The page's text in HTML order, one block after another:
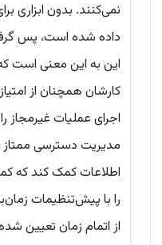
نمی‌کنند. بدون ابزاری
داده شده است، پس
این به این معنی است
کارشان همچنان از
اجرای عملیات غیرمجاز
مدیریت دسترسی ممتاز
اطلاعات کمک کند که
را با پیش‌تنظیمات
از اتمام زمان تعیین